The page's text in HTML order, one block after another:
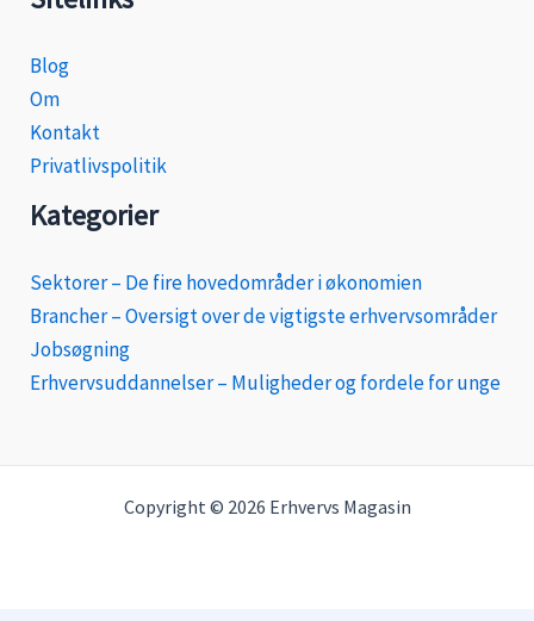
Blog
Om
Kontakt
Privatlivspolitik
Kategorier
Sektorer – De fire hovedområder i økonomien
Brancher – Oversigt over de vigtigste erhvervsområder
Jobsøgning
Erhvervsuddannelser – Muligheder og fordele for unge
Copyright © 2026 Erhvervs Magasin